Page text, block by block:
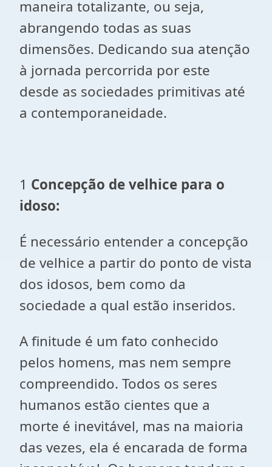
maneira totalizante, ou seja,
abrangendo todas as suas
dimensões. Dedicando sua atenção
à jornada percorrida por este
desde as sociedades primitivas até
a contemporaneidade.
1 Concepção de velhice para o
idoso:
É necessário entender a concepção
de velhice a partir do ponto de vista
dos idosos, bem como da
sociedade a qual estão inseridos.
A finitude é um fato conhecido
pelos homens, mas nem sempre
compreendido. Todos os seres
humanos estão cientes que a
morte é inevitável, mas na maioria
das vezes, ela é encarada de forma